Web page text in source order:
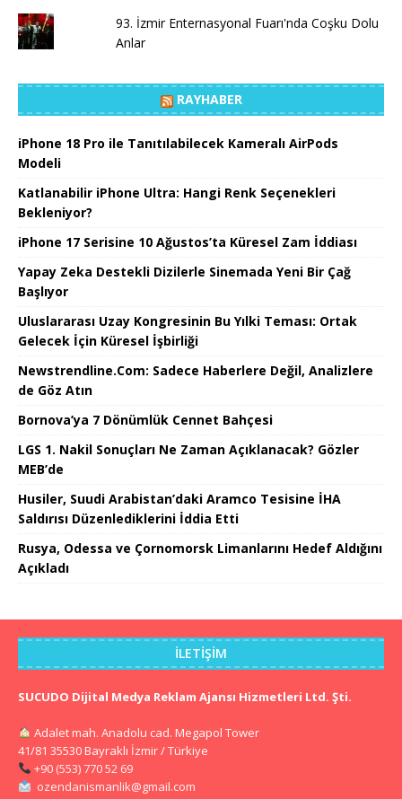
93. İzmir Enternasyonal Fuarı'nda Coşku Dolu
Anlar
RAYHABER
iPhone 18 Pro ile Tanıtılabilecek Kameralı AirPods
Modeli
Katlanabilir iPhone Ultra: Hangi Renk Seçenekleri
Bekleniyor?
iPhone 17 Serisine 10 Ağustos’ta Küresel Zam İddiası
Yapay Zeka Destekli Dizilerle Sinemada Yeni Bir Çağ
Başlıyor
Uluslararası Uzay Kongresinin Bu Yılki Teması: Ortak
Gelecek İçin Küresel İşbirliği
Newstrendline.Com: Sadece Haberlere Değil, Analizlere
de Göz Atın
Bornova’ya 7 Dönümlük Cennet Bahçesi
LGS 1. Nakil Sonuçları Ne Zaman Açıklanacak? Gözler
MEB’de
Husiler, Suudi Arabistan’daki Aramco Tesisine İHA
Saldırısı Düzenlediklerini İddia Etti
Rusya, Odessa ve Çornomorsk Limanlarını Hedef Aldığını
Açıkladı
İLETIŞIM
SUCUDO Dijital Medya Reklam Ajansı Hizmetleri Ltd. Şti.
Adalet mah. Anadolu cad. Megapol Tower
41/81 35530 Bayraklı İzmir / Türkiye
+90 (553) 770 52 69
ozendanismanlik@gmail.com